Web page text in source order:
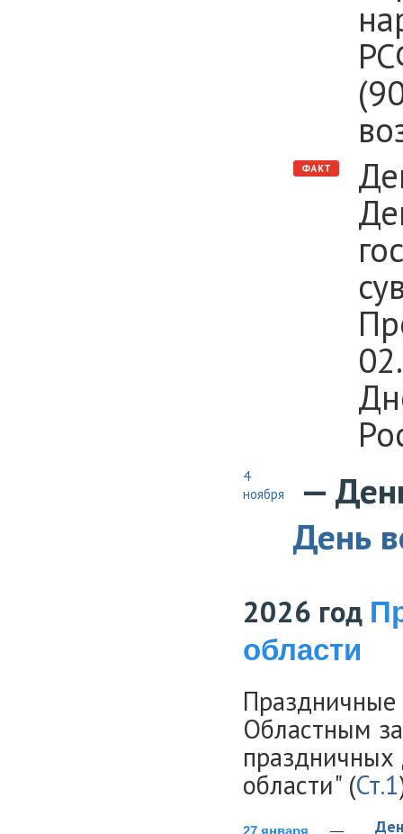
4
ноября
—
День
2026 год
области
Областным
области" (Ст.1
27 января —